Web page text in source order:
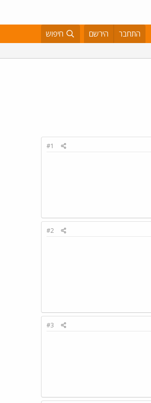
התחבר הירשם חיפוש
#1
#2
#3